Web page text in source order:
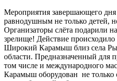
Мероприятия завершающего дня
равнодушным не только детей,
Организаторы слёта подарили
зрелище! Действие
Широкий Карамыш близ села
области. Предназначенный для
том числе и международного
Карамыш оборудован не только